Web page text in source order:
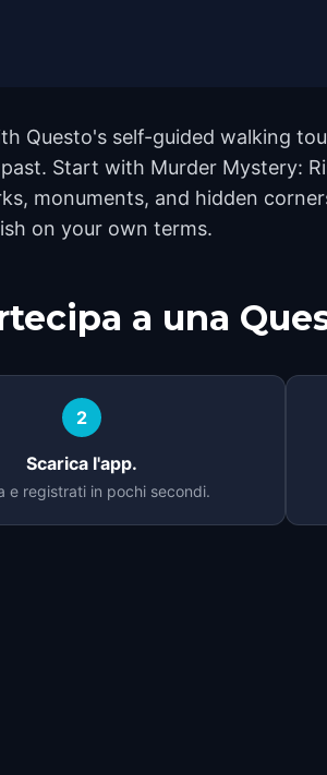
Questo's self-guided walking
Start with Murder Mystery:
monuments, and hidden
on your own terms.
a una
2
Scarica l'app.
e registrati in pochi secondi.